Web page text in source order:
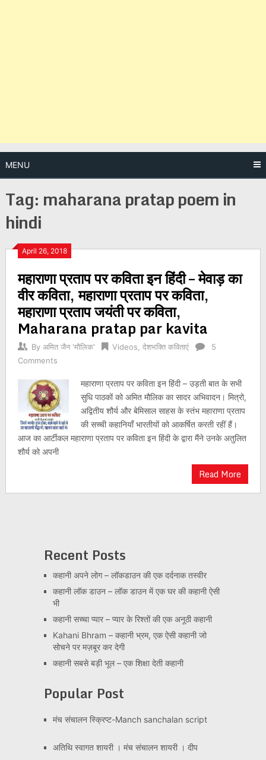
MENU
Tag: maharana pratap poem in
hindi
April 26, 2018
महाराणा प्रताप पर कविता इन हिंदी – मेवाड़ का
वीर कविता, महाराणा प्रताप पर कविता,
महाराणा प्रताप जयंती पर कविता,
Maharana pratap par kavita
By अमित जैन 'मौलिक' Videos देशभक्ति कविताएं
5
Comments
महाराणा प्रताप पर कविता इन हिंदी – उड़ती बात के सभी
सुधि पाठकों को अमित मौलिक का सादर अभिवादन। मित्रो,
अद्वितीय शौर्य और बेमिसाल साहस के स्तंभ महाराणा प्रताप
की सच्ची कहानियाँ भारतीयों को आकर्षित करती रहीं हैं।
आज का आर्टीकल महाराणा प्रताप पर कविता इन हिंदी के द्वारा मैंने उनके अतुलित
शौर्य को अपनी
Read More
Posts
navigation
Recent Posts
कहानी अपने लोग – लॉकडाउन की एक दर्दनाक तस्वीर
कहानी लॉक डाउन – लॉक डाउन में एक घर की कहानी ऐसी
भी
कहानी सच्चा प्यार – प्यार के रिश्तों की एक अनूठी कहानी
Kahani Bhram – कहानी भ्रम, एक ऐसी कहानी जो
सोचने पर मज़बूर कर देगी
कहानी सबसे बड़ी भूल – एक शिक्षा देती कहानी
Popular Post
मंच संचालन स्क्रिप्ट-Manch sanchalan script
अतिथि स्वागत शायरी । मंच संचालन शायरी । दीप